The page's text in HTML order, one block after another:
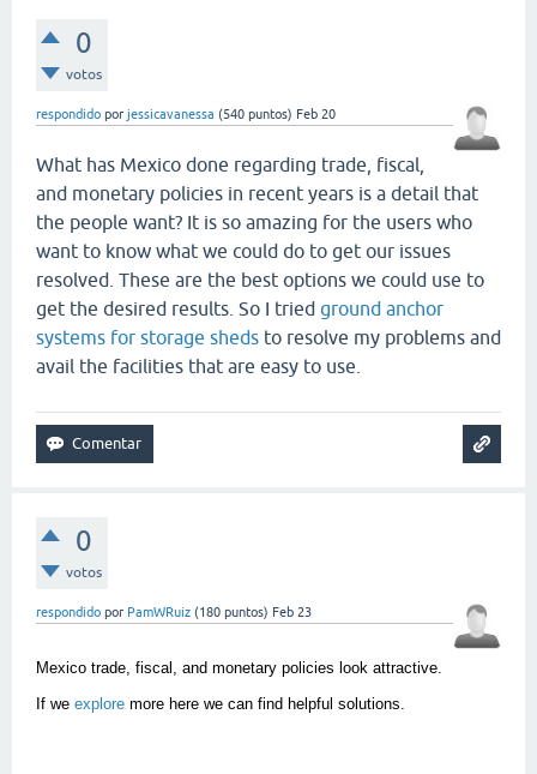
0
votos
respondido por jessicavanessa (540 puntos) Feb 20
What has Mexico done regarding trade, fiscal,
and monetary policies in recent years is a detail that
the people want? It is so amazing for the users who
want to know what we could do to get our issues
resolved. These are the best options we could use to
get the desired results. So I tried ground anchor
systems for storage sheds to resolve my problems and
avail the facilities that are easy to use.
0
votos
respondido por PamWRuiz (180 puntos) Feb 23
Mexico trade, fiscal, and monetary policies look attractive.
If we explore more here we can find helpful solutions.